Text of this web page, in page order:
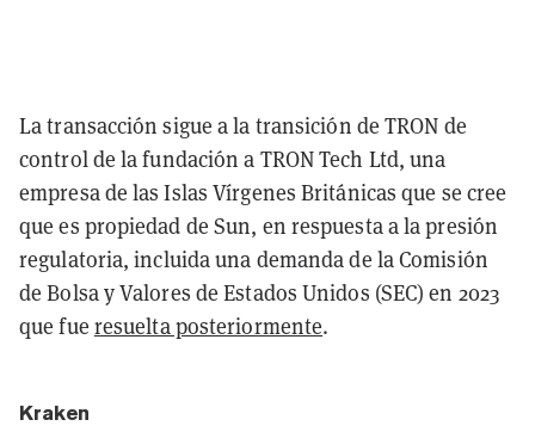
La transacción sigue a la transición de TRON de
control de la fundación a TRON Tech Ltd, una
empresa de las Islas Vírgenes Británicas que se cree
que es propiedad de Sun, en respuesta a la presión
regulatoria, incluida una demanda de la Comisión
de Bolsa y Valores de Estados Unidos (SEC) en 2023
que fue resuelta posteriormente.
Kraken